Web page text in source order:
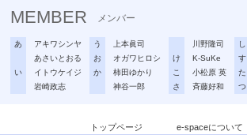
MEMBER メンバー
あ
アキワシンヤ
あさいとおる
い
イトウケイジ
岩崎政志
う
上本眞司
お
オガワヒロシ
か
柿田ゆかり
神谷一郎
川野隆司
け
K-SuKe
こ
小松原 英
さ
斉藤好和
し
す
た
つ
トップページ e-spaceについて